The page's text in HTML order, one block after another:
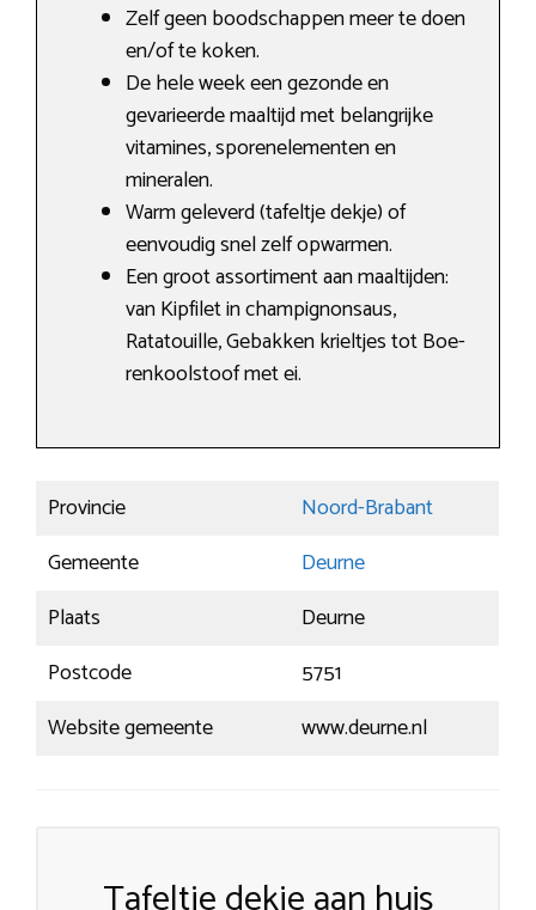
Zelf geen boodschappen meer te doen
en/of te koken.
De hele week een gezonde en
gevarieerde maaltijd met belangrijke
vitamines, sporenelementen en
mineralen.
Warm geleverd (tafeltje dekje) of
eenvoudig snel zelf opwarmen.
Een groot assortiment aan maaltijden:
van Kipfilet in champignonsaus,
Ratatouille, Gebakken krieltjes tot Boe­
ren­kool­stoof met ei.
Provincie
Noord-Brabant
Gemeente
Deurne
Plaats
Deurne
Postcode
5751
Website gemeente
www.deurne.nl